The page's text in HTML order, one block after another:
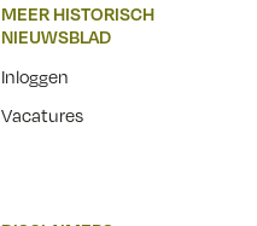
MEER HISTORISCH
NIEUWSBLAD
Inloggen
Vacatures